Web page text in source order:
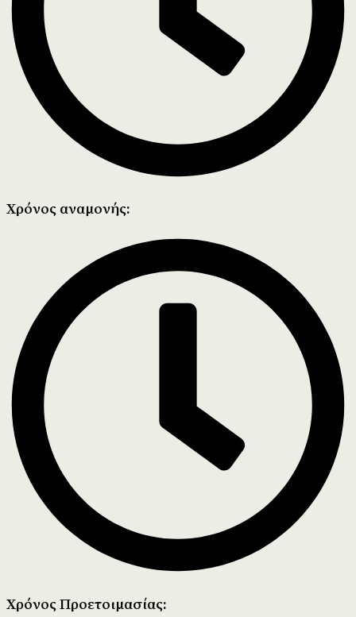
Χρόνος αναμονής:
Χρόνος Προετοιμασίας: